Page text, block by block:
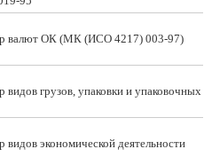
валют ОК (МК (ИСО 4217) 003-97)
грузов, упаковки и упаковочных
экономической деятельности